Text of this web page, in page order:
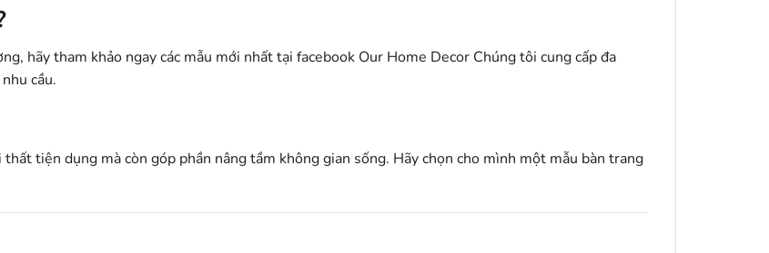
hãy tham khảo ngay các mẫu mới nhất tại facebook Our Home Decor Chúng tôi cung cấp đa
cầu.
tiện dụng mà còn góp phần nâng tầm không gian sống. Hãy chọn cho mình một mẫu bàn trang